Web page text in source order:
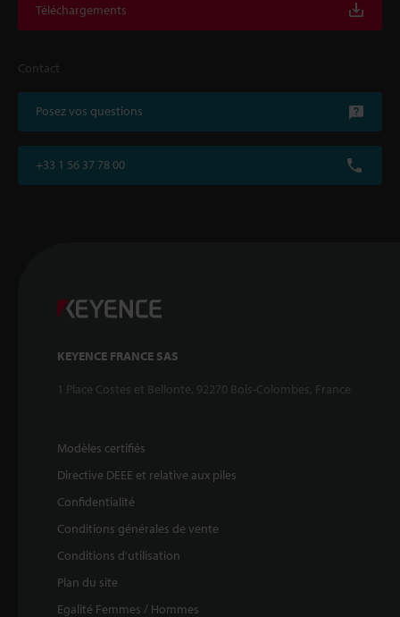
Téléchargements
Contact
Posez vos questions
+33 1 56 37 78 00
KEYENCE FRANCE SAS
1 Place Costes et Bellonte, 92270 Bois-Colombes, France
Modèles certifiés
Directive DEEE et relative aux piles
Confidentialité
Conditions générales de vente
Conditions d'utilisation
Plan du site
Egalité Femmes / Hommes